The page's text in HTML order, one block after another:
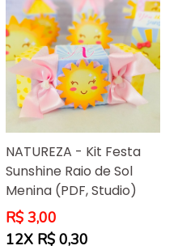
NATUREZA - Kit Festa
Sunshine Raio de Sol
Menina (PDF, Studio)
Preço
normal
R$ 3,00
12X R$ 0,30